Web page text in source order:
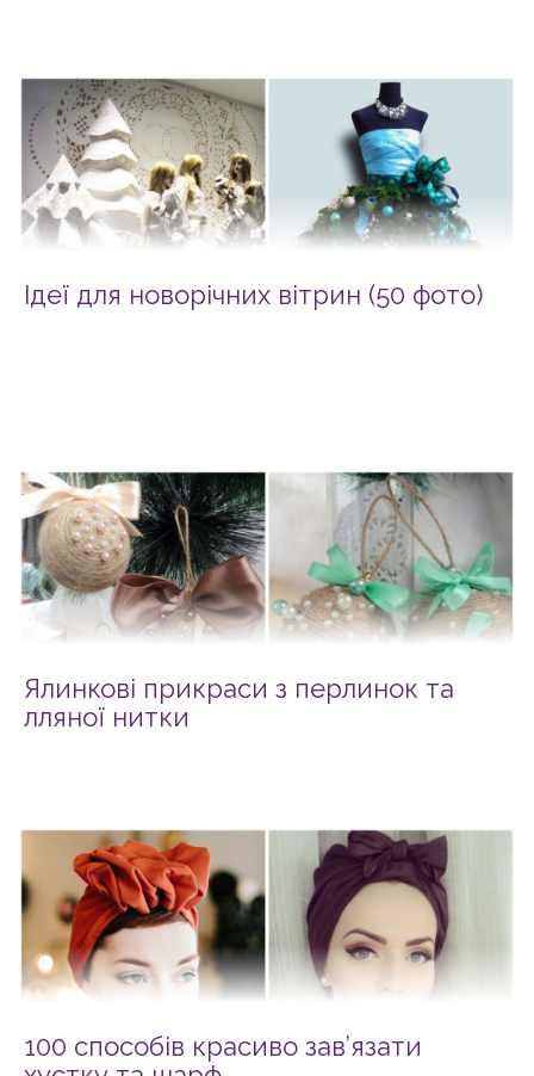
Ідеї для новорічних вітрин (50 фото)
Ялинкові прикраси з перлинок та
лляної нитки
100 способів красиво зав’язати